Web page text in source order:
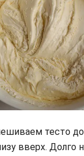
тесто
вверх. Долго